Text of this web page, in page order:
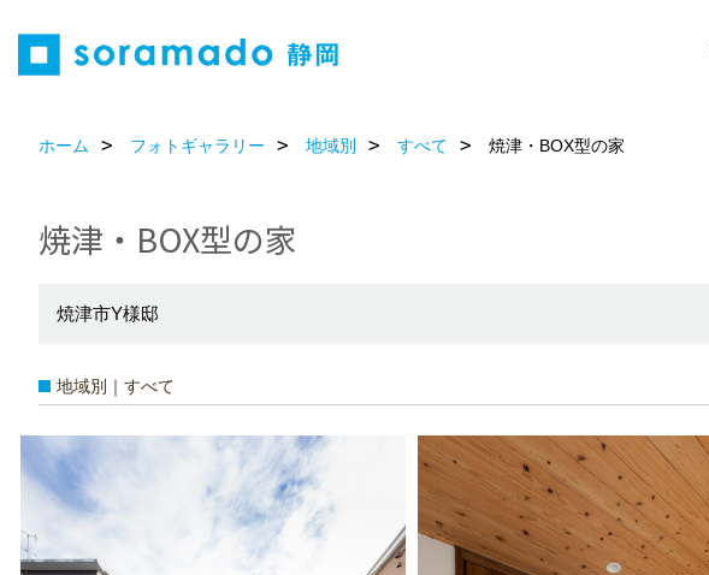
ホーム フォトギャラリー 地域別 すべて 焼津・BOX型の家
焼津・BOX型の家
焼津市Y様邸
地域別｜すべて